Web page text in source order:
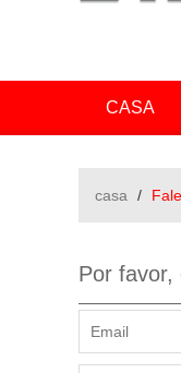
CASA
casa /
Por favor,